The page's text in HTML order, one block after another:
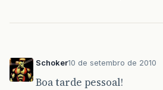
Schoker10 de setembro de 2010
Boa tarde pessoal!